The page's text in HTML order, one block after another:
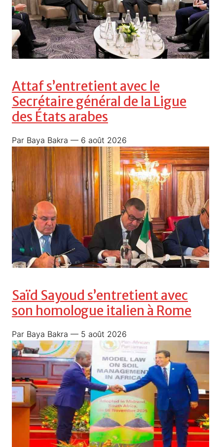
Attaf s’entretient avec le
Secrétaire général de la Ligue
des États arabes
Par Baya Bakra — 6 août 2026
Saïd Sayoud s’entretient avec
son homologue italien à Rome
Par Baya Bakra — 5 août 2026